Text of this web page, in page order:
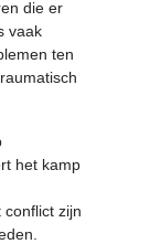
die er
vaak
ten
het kamp
zijn